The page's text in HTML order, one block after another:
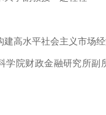
建高水平社会主义市场经
院财政金融研究所副